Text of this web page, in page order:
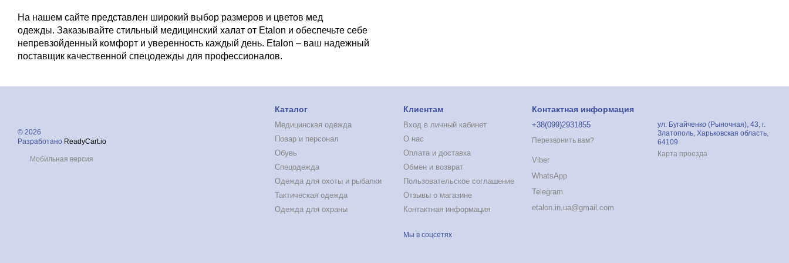
На нашем сайте представлен широкий выбор размеров и цветов мед
одежды. Заказывайте стильный медицинский халат от Etalon и обеспечьте себе
непревзойденный комфорт и уверенность каждый день. Etalon – ваш надежный
поставщик качественной спецодежды для профессионалов.
© 2026
Разработано ReadyCart.io
Мобильная версия
Каталог
Медицинская одежда
Повар и персонал
Обувь
Cпецодежда
Одежда для охоты и рыбалки
Тактическая одежда
Одежда для охраны
Клиентам
Вход в личный кабинет
О нас
Оплата и доставка
Обмен и возврат
Пользовательское соглашение
Отзывы о магазине
Контактная информация
Мы в соцсетях
Контактная информация
+38(099)2931855
Перезвонить вам?
Viber
WhatsApp
Telegram
etalon.in.ua@gmail.com
ул. Бугайченко (Рыночная), 43, г.
Златополь, Харьковская область,
64109
Карта проезда